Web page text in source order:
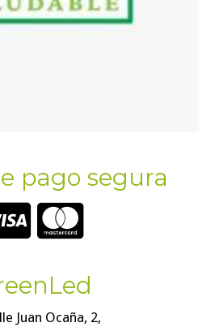
pago segura
Juan Ocaña, 2,